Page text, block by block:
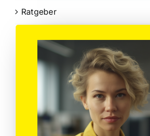
Ratgeber